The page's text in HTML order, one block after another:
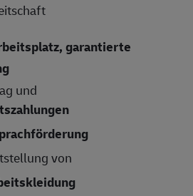
garantierte
und
von